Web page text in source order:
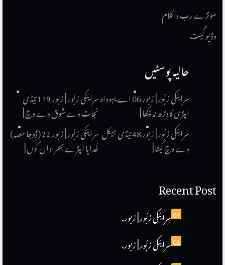
سونڑے رب دا کلام
وڈیو گیت
حالیہ پوسٹیں
سرایئکی زبُور | زبور 119 تیڈی
نجات دے شوق دے وچ |
سرایئکی زبُور | زبور 06 اے یہوواہ
اپنڑی کاوڑھ نہ ڈکھا |
سرایئکی زبُور | زبور 22 (ڈوجا حصہ)
خُدایا اپنڑے بھراواں کوں |
سرایئکی زبُور | زبور 48 تیڈی ہیکل
دے وچ کیتا |
Recent Post
01سرایئکی زبُور | زبور.
02سرایئکی زبُور | زبور.